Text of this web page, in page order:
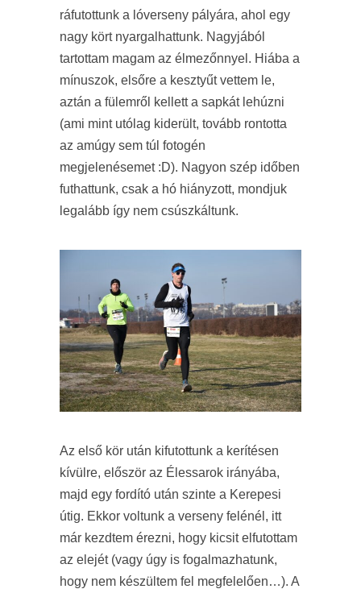
ráfutottunk a lóverseny pályára, ahol egy
nagy kört nyargalhattunk. Nagyjából
tartottam magam az élmezőnnyel. Hiába a
mínuszok, elsőre a kesztyűt vettem le,
aztán a fülemről kellett a sapkát lehúzni
(ami mint utólag kiderült, tovább rontotta
az amúgy sem túl fotogén
megjelenésemet :D). Nagyon szép időben
futhattunk, csak a hó hiányzott, mondjuk
legalább így nem csúszkáltunk.
Az első kör után kifutottunk a kerítésen
kívülre, először az Élessarok irányába,
majd egy fordító után szinte a Kerepesi
útig. Ekkor voltunk a verseny felénél, itt
már kezdtem érezni, hogy kicsit elfutottam
az elejét (vagy úgy is fogalmazhatunk,
hogy nem készültem fel megfelelően…). A